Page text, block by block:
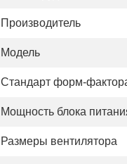
Производитель
Модель
Стандарт форм-
Мощность блока
Размеры вентилятора